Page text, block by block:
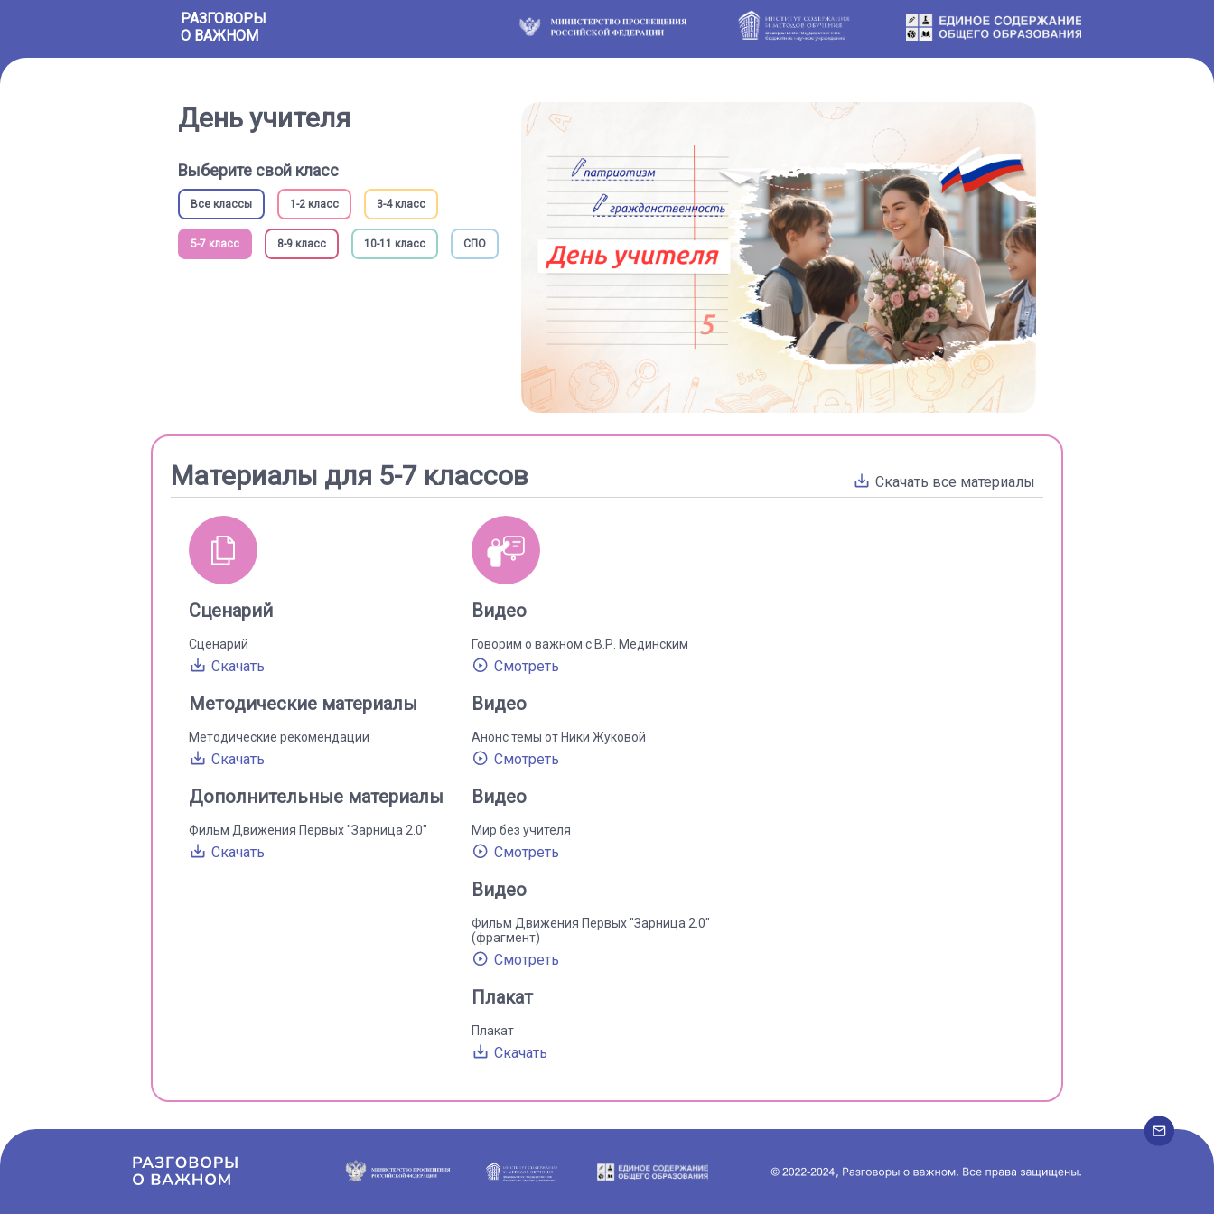
РАЗГОВОРЫ
О ВАЖНОМ
День учителя
Выберите свой класс
Все классы 1-2 класс 3-4 класс
5-7 класс 8-9 класс 10-11 класс СПО
Материалы для 5-7 классов Cкачать все материалы
Сценарий
Сценарий
Скачать
Методические материалы
Методические рекомендации
Скачать
Дополнительные материалы
Фильм Движения Первых "Зарница 2.0"
Скачать
Видео
Говорим о важном с В.Р. Мединским
Смотреть
Видео
Анонс темы от Ники Жуковой
Смотреть
Видео
Мир без учителя
Смотреть
Видео
Фильм Движения Первых "Зарница 2.0"
(фрагмент)
Смотреть
Плакат
Плакат
Скачать